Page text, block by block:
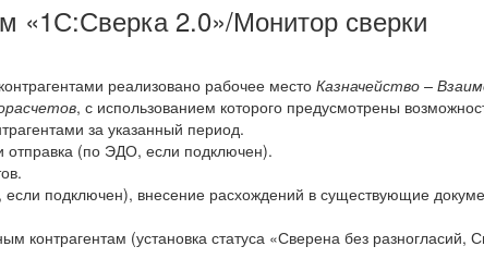
«1С:Сверка 2.0»/Монитор сверки
реализовано рабочее место Казначейство –
, с использованием которого предусмотрены
за указанный период.
отправка (по ЭДО, если подключен).
если подключен), внесение расхождений в существующие
контрагентам (установка статуса «Сверена без разногласий,